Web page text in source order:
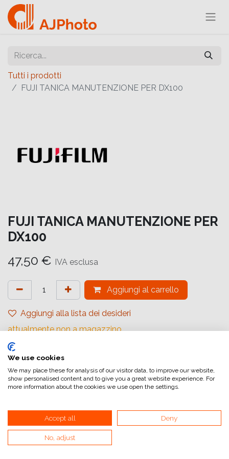
Tutti i prodotti
FUJI TANICA MANUTENZIONE PER DX100
FUJI TANICA MANUTENZIONE PER
DX100
47,50 € IVA esclusa
Aggiungi al carrello
Aggiungi alla lista dei desideri
attualmente non a magazzino
Riferimento interno:
Collegamenti utili
Home
We use cookies
We may place these for analysis of our visitor data, to improve our website,
show personalised content and to give you a great website experience. For
more information about the cookies we use open the settings.
Accept all Deny
No, adjust